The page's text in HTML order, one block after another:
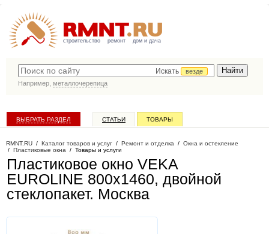
строительство ремонт дом и дача
Искать
везде
Например, металлочерепица
ВЫБРАТЬ РАЗДЕЛ СТАТЬИ ТОВАРЫ
RMNT.RU / Каталог товаров и услуг / Ремонт и отделка / Окна и остекление
/ Пластиковые окна / Товары и услуги
Пластиковое окно VEKA
EUROLINE 800х1460, двойной
стеклопакет. Москва